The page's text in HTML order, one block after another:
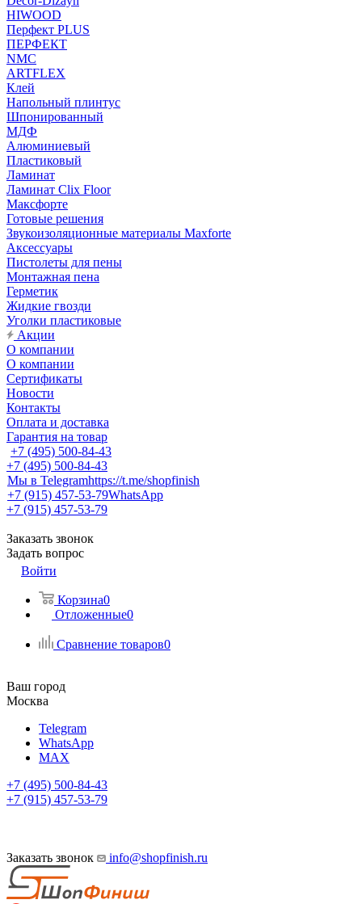
HIWOOD
Перфект PLUS
ПЕРФЕКТ
NMC
ARTFLEX
Клей
Напольный плинтус
Шпонированный
МДФ
Алюминиевый
Пластиковый
Ламинат
Ламинат Clix Floor
Максфорте
Готовые решения
Звукоизоляционные материалы Maxforte
Аксессуары
Пистолеты для пены
Монтажная пена
Герметик
Жидкие гвозди
Уголки пластиковые
Акции
О компании
О компании
Сертификаты
Новости
Контакты
Оплата и доставка
Гарантия на товар
+7 (495) 500-84-43
+7 (495) 500-84-43
Мы в Telegramhttps://t.me/shopfinish
+7 (915) 457-53-79WhatsApp
+7 (915) 457-53-79
Заказать звонок
Задать вопрос
Войти
Корзина0
Отложенные0
Сравнение товаров0
Ваш город
Москва
Telegram
WhatsApp
MAX
+7 (495) 500-84-43
+7 (915) 457-53-79
Заказать звонок info@shopfinish.ru